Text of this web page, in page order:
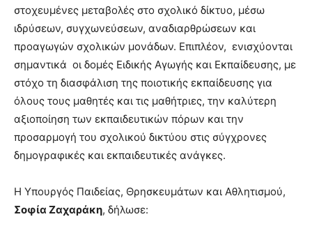
στοχευμένες μεταβολές στο σχολικό δίκτυο, μέσω
ιδρύσεων, συγχωνεύσεων, αναδιαρθρώσεων και
προαγωγών σχολικών μονάδων. Επιπλέον, ενισχύονται
σημαντικά οι δομές Ειδικής Αγωγής και Εκπαίδευσης, με
στόχο τη διασφάλιση της ποιοτικής εκπαίδευσης για
όλους τους μαθητές και τις μαθήτριες, την καλύτερη
αξιοποίηση των εκπαιδευτικών πόρων και την
προσαρμογή του σχολικού δικτύου στις σύγχρονες
δημογραφικές και εκπαιδευτικές ανάγκες.
Η Υπουργός Παιδείας, Θρησκευμάτων και Αθλητισμού,
Σοφία Ζαχαράκη, δήλωσε: